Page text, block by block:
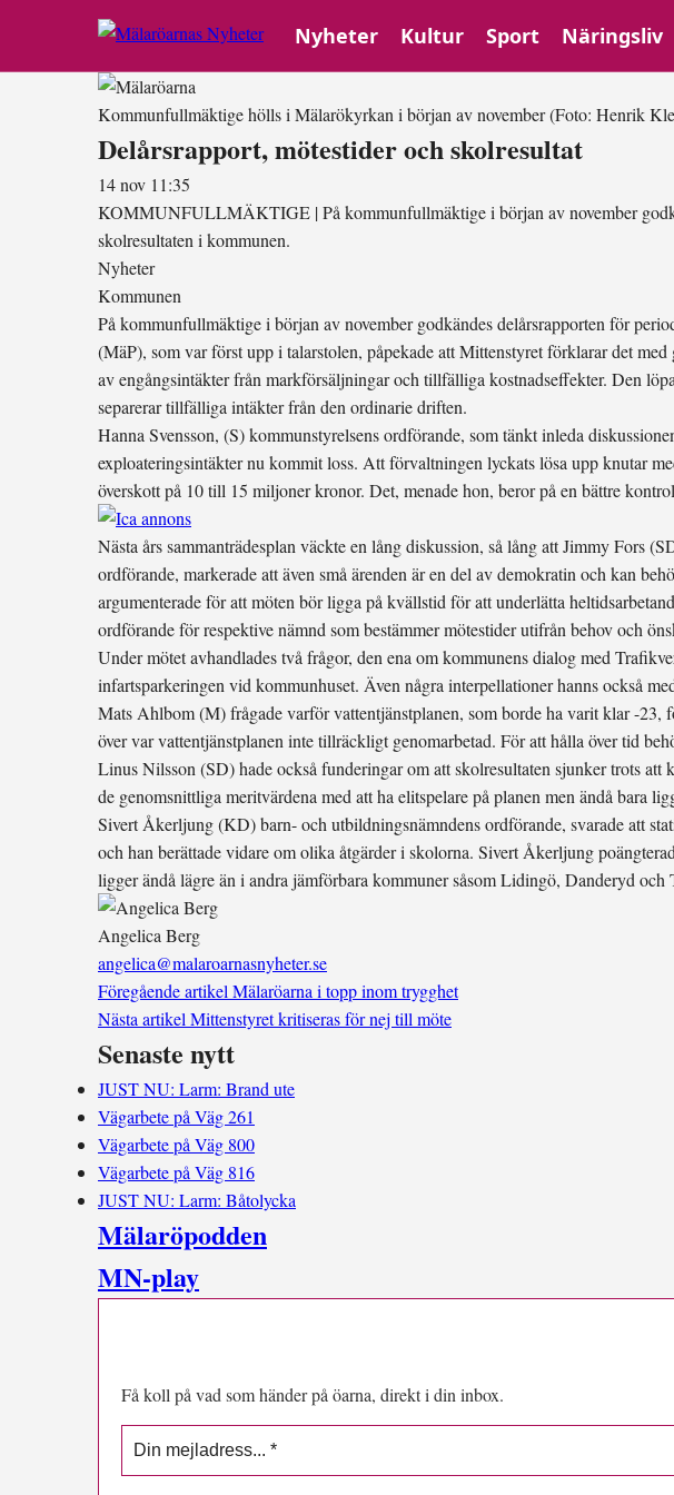
Nyheter Kultur Sport Näringsliv
Kommunfullmäktige hölls i Mälarökyrkan i början av november(Foto: Henrik
Delårsrapport, mötestider och skolresultat
14 nov 11:35
KOMMUNFULLMÄKTIGE |På kommunfullmäktige i början av november
skolresultaten i kommunen.
Nyheter
Kommunen
På kommunfullmäktige i början av november godkändes delårsrapporten för
(MäP), som var först upp i talarstolen, påpekade att Mittenstyret förklarar det
av engångsintäkter från markförsäljningar och tillfälliga kostnadseffekter. Den
separerar tillfälliga intäkter från den ordinarie driften.
Hanna Svensson, (S) kommunstyrelsens ordförande, som tänkt inleda
exploateringsintäkter nu kommit loss. Att förvaltningen lyckats lösa upp knutar
överskott på 10 till 15 miljoner kronor. Det, menade hon, beror på en bättre
Nästa års sammanträdesplan väckte en lång diskussion, så lång att Jimmy Fors
ordförande, markerade att även små ärenden är en del av demokratin och kan
argumenterade för att möten bör ligga på kvällstid för att underlätta
ordförande för respektive nämnd som bestämmer mötestider utifrån behov och
Under mötet avhandlades två frågor, den ena om kommunens dialog med
infartsparkeringen vid kommunhuset. Även några interpellationer hanns också
Mats Ahlbom (M) frågade varför vattentjänstplanen, som borde ha varit klar -23,
över var vattentjänstplanen inte tillräckligt genomarbetad. För att hålla över tid
Linus Nilsson (SD) hade också funderingar om att skolresultaten sjunker trots
de genomsnittliga meritvärdena med att ha elitspelare på planen men ändå bara
Sivert Åkerljung (KD) barn- och utbildningsnämndens ordförande, svarade att
och han berättade vidare om olika åtgärder i skolorna. Sivert Åkerljung
ligger ändå lägre än i andra jämförbara kommuner såsom Lidingö, Danderyd
Angelica Berg
angelica@malaroarnasnyheter.se
Föregående artikel Mälaröarna i topp inom trygghet
Nästa artikel Mittenstyret kritiseras för nej till möte
Senaste nytt
JUST NU: Larm: Brand ute
Vägarbete på Väg 261
Vägarbete på Väg 800
Vägarbete på Väg 816
JUST NU: Larm: Båtolycka
Mälaröpodden
MN-play
Få koll på vad som händer på öarna, direkt i din inbox.